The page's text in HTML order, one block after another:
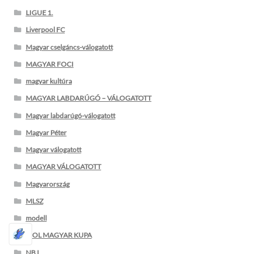
LIGUE 1.
Liverpool FC
Magyar cselgáncs-válogatott
MAGYAR FOCI
magyar kultúra
MAGYAR LABDARÚGÓ – VÁLOGATOTT
Magyar labdarúgó-válogatott
Magyar Péter
Magyar válogatott
MAGYAR VÁLOGATOTT
Magyarország
MLSZ
modell
MOL MAGYAR KUPA